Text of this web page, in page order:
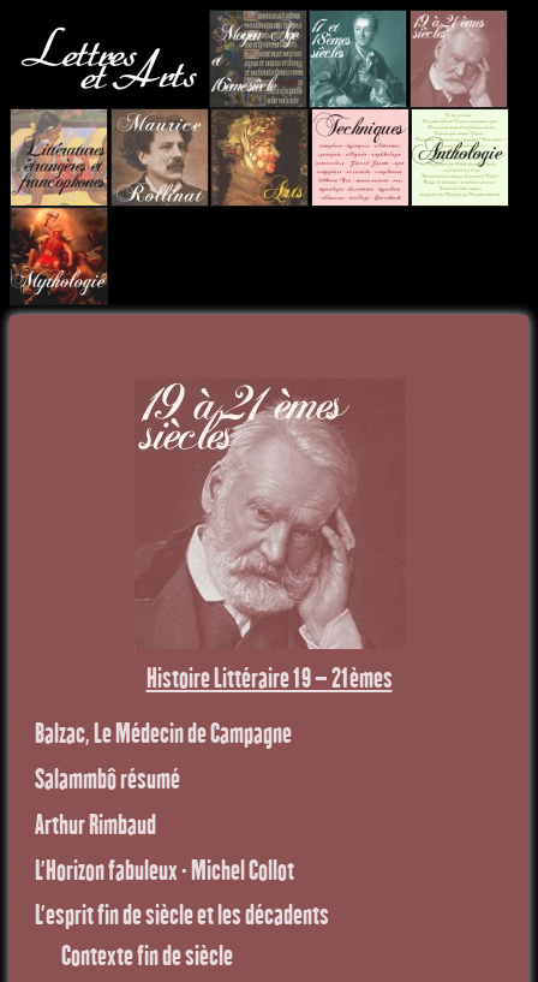
Histoire Littéraire 19 – 21èmes
Balzac, Le Médecin de Campagne
Salammbô résumé
Arthur Rimbaud
L’Horizon fabuleux - Michel Collot
L’esprit fin de siècle et les décadents
Contexte fin de siècle